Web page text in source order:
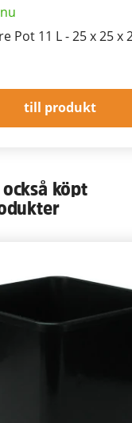
Pot 11 L - 25 x 25 x
till produkt
köpt